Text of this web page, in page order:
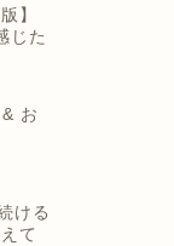
】
じた
お
ける
て